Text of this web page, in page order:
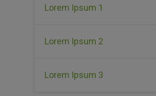
Lorem Ipsum 1
Lorem Ipsum 2
Lorem Ipsum 3